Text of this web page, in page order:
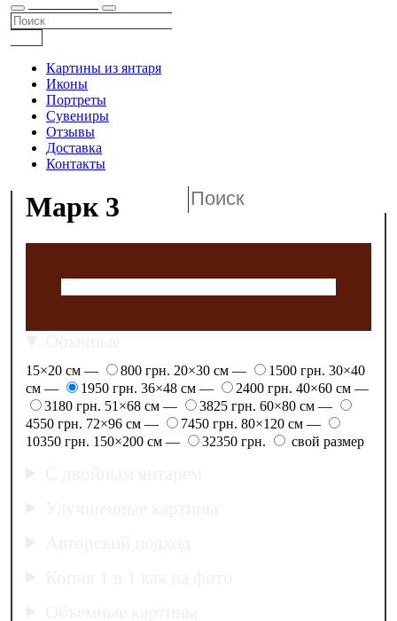
Картины из янтаря
Иконы
Портреты
Сувениры
Отзывы
Доставка
Контакты
Марк 3
15×20 см — 800 грн. 20×30 см — 1500 грн. 30×40
см —
1950 грн. 36×48 см — 2400 грн. 40×60 см —
3180 грн. 51×68 см — 3825 грн. 60×80 см —
4550 грн. 72×96 см — 7450 грн. 80×120 см —
10350 грн. 150×200 см — 32350 грн. свой размер